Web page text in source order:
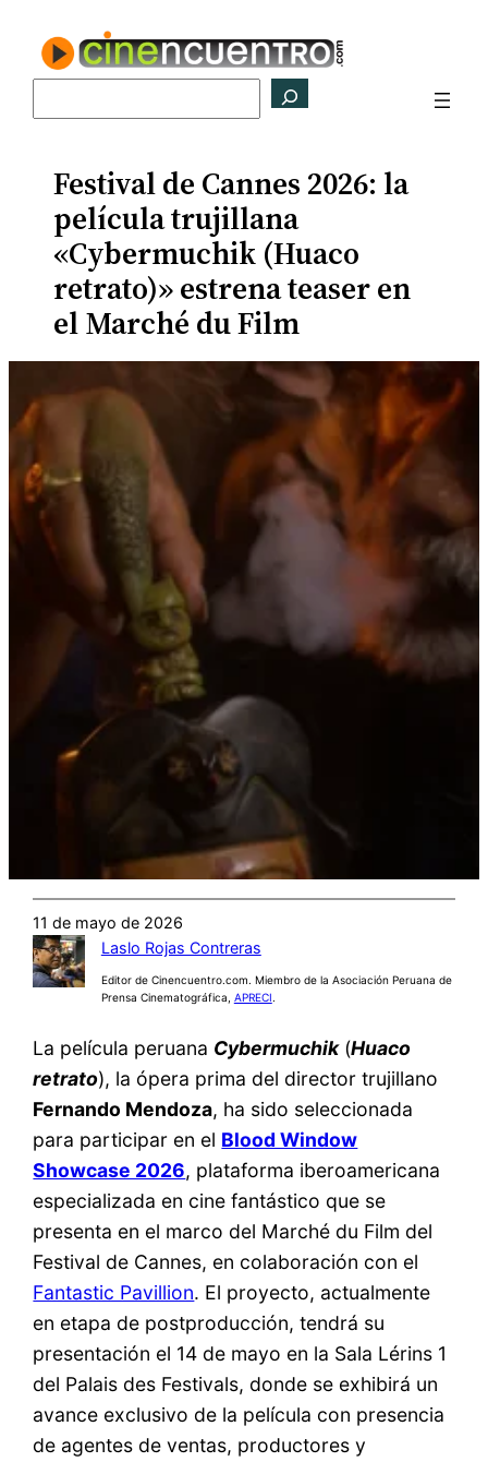
contenido
Festival de Cannes 2026: la
película trujillana
«Cybermuchik (Huaco
retrato)» estrena teaser en
el Marché du Film
11 de mayo de 2026
Laslo Rojas Contreras
Editor de Cinencuentro.com. Miembro de la Asociación Peruana de
Prensa Cinematográfica, APRECI.
La película peruana Cybermuchik(Huaco
retrato), la ópera prima del director trujillano
Fernando Mendoza, ha sido seleccionada
para participar en el Blood Window
Showcase 2026, plataforma iberoamericana
especializada en cine fantástico que se
presenta en el marco del Marché du Film del
Festival de Cannes, en colaboración con el
Fantastic Pavillion. El proyecto, actualmente
en etapa de postproducción, tendrá su
presentación el 14 de mayo en la Sala Lérins 1
del Palais des Festivals, donde se exhibirá un
avance exclusivo de la película con presencia
de agentes de ventas, productores y